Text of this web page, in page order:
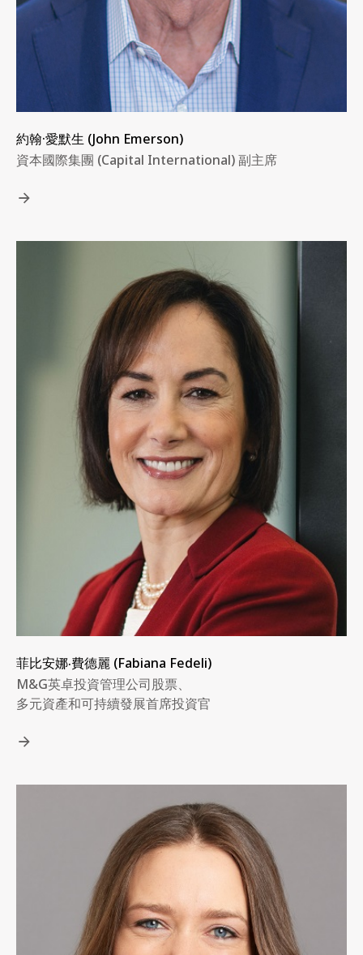
約翰·愛默生 (John Emerson)
資本國際集團 (Capital International) 副主席
菲比安娜‧費德麗 (Fabiana Fedeli)
M&G英卓投資管理公司股票、
多元資產和可持續發展首席投資官